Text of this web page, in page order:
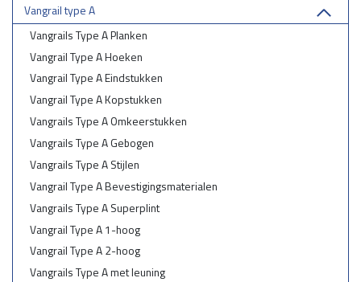
Vangrail type A
Vangrails Type A Planken
Vangrail Type A Hoeken
Vangrail Type A Eindstukken
Vangrail Type A Kopstukken
Vangrails Type A Omkeerstukken
Vangrails Type A Gebogen
Vangrails Type A Stijlen
Vangrail Type A Bevestigingsmaterialen
Vangrails Type A Superplint
Vangrail Type A 1-hoog
Vangrail Type A 2-hoog
Vangrails Type A met leuning